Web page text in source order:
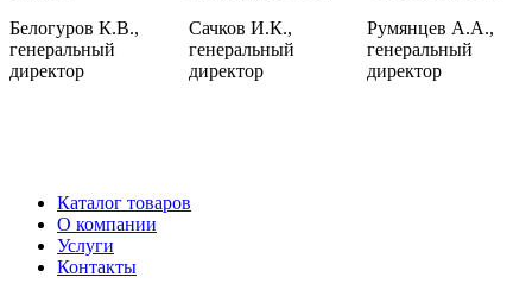
Белогуров К.В.,
генеральный
директор
Сачков И.К.,
генеральный
директор
Румянцев А.А.,
генеральный
директор
Каталог товаров
О компании
Услуги
Контакты